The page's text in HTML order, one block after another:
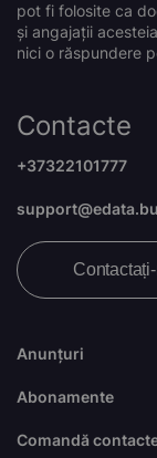
pot fi folosite ca
și angajații
nici o răspundere
Anunțuri
Abonamente
Comandă
Contacte
+37322101777